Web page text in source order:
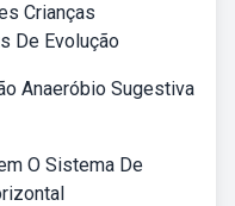
Crianças
De Evolução
Anaeróbio Sugestiva
O Sistema De